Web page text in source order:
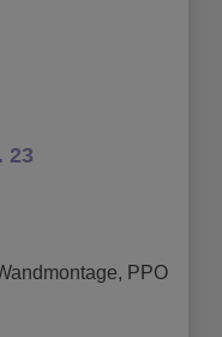
23
PPO